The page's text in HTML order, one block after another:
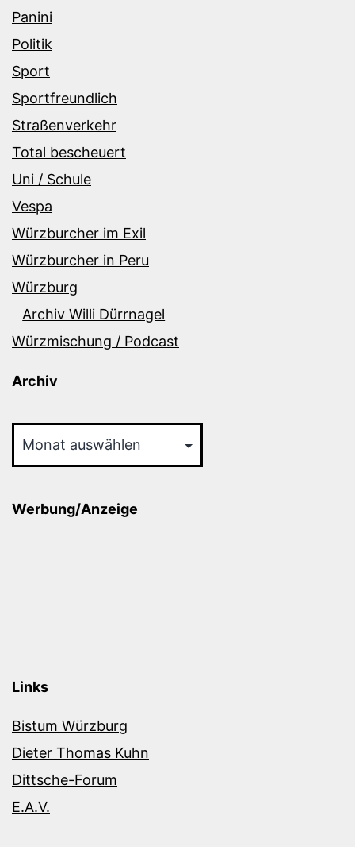
Panini
Politik
Sport
Sportfreundlich
Straßenverkehr
Total bescheuert
Uni / Schule
Vespa
Würzburcher im Exil
Würzburcher in Peru
Würzburg
Archiv Willi Dürrnagel
Würzmischung / Podcast
Archiv
Werbung/Anzeige
Links
Bistum Würzburg
Dieter Thomas Kuhn
Dittsche-Forum
E.A.V.